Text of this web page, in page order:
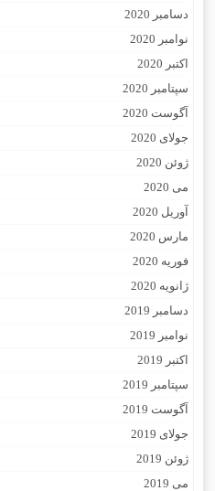
دسامبر 2020
نوامبر 2020
اکتبر 2020
سپتامبر 2020
آگوست 2020
جولای 2020
ژوئن 2020
می 2020
آوریل 2020
مارس 2020
فوریه 2020
ژانویه 2020
دسامبر 2019
نوامبر 2019
اکتبر 2019
سپتامبر 2019
آگوست 2019
جولای 2019
ژوئن 2019
می 2019